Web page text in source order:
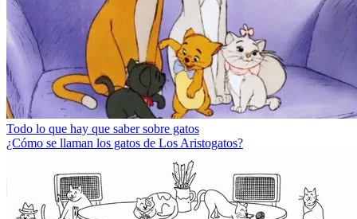
Todo lo que hay que saber sobre gatos
¿Cómo se llaman los gatos de Los Aristogatos?